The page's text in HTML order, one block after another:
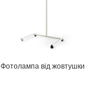
Фотолампа від жовтушки